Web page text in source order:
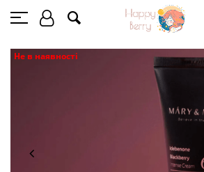
Не в наявності